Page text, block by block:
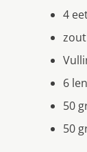
4
6
50
50